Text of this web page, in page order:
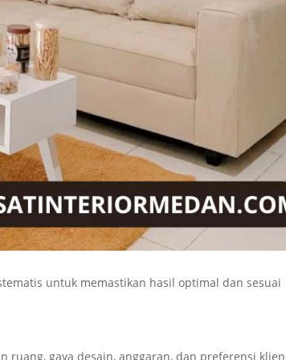
untuk memastikan hasil optimal dan sesuai
ruang, gaya desain, anggaran, dan preferensi